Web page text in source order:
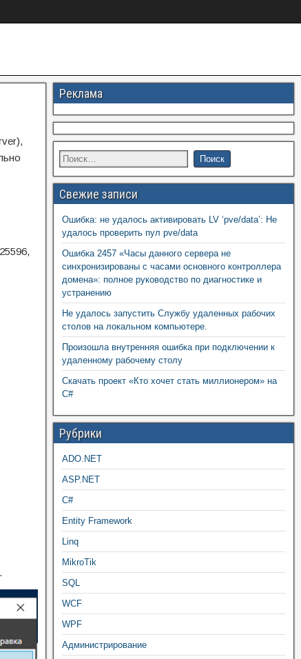
Реклама
Свежие записи
Ошибка: не удалось активировать LV ‘pve/data’: Не
удалось проверить пул pve/data
Ошибка 2457 «Часы данного сервера не
синхронизированы с часами основного контроллера
домена»: полное руководство по диагностике и
устранению
Не удалось запустить Службу удаленных рабочих
столов на локальном компьютере.
Произошла внутренняя ошибка при подключении к
удаленному рабочему столу
Скачать проект «Кто хочет стать миллионером» на
C#
Рубрики
ADO.NET
ASP.NET
C#
Entity Framework
Linq
MikroTik
SQL
WCF
WPF
Администрирование